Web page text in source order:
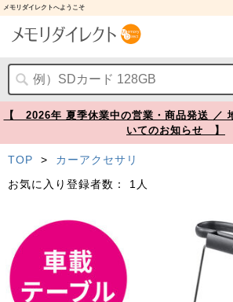
メモリダイレクトへようこそ
車載テーブル ハンドルテーブル 後部座席 パソコン台 食事台 折り畳み 高さ固定
【 2026年 夏季休業中の営業・商品発送 ／
いてのお知らせ 】
TOP >
カーアクセサリ
お気に入り登録者数：
1人